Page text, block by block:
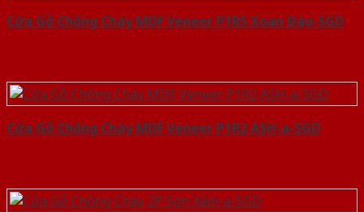
Cửa Gỗ Chống Cháy MDF Veneer P1R5 Xoan Đào-SGD
Cửa Gỗ Chống Cháy MDF Veneer P1R2 ASH-a-SGD